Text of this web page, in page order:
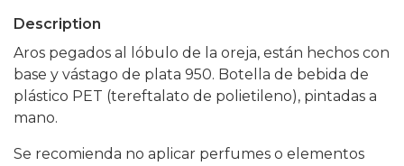
Description
Aros pegados al lóbulo de la oreja, están hechos con
base y vástago de plata 950. Botella de bebida de
plástico PET (tereftalato de polietileno), pintadas a
mano.
Se recomienda no aplicar perfumes o elementos